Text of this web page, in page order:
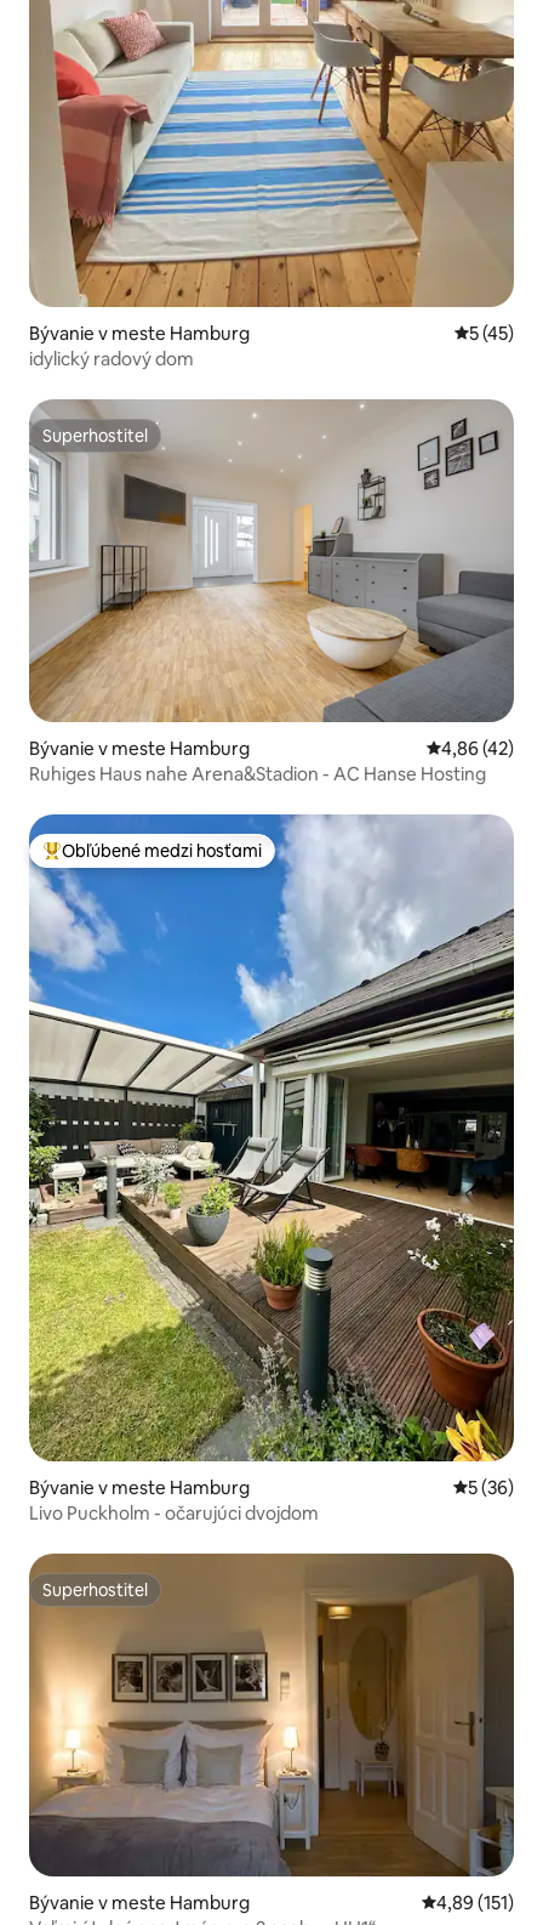
Bývanie v meste Hamburg
5 (45)
idylický radový dom
Superhostiteľ
Superhostiteľ
Bývanie v meste Hamburg Priemerné
4,86 (42)
Ruhiges Haus nahe Arena&Stadion - AC Hanse Hosting
Najobľúbenejšie medzi hosťami
Obľúbené medzi hosťami
Bývanie v meste Hamburg
5 (36)
Livo Puckholm - očarujúci dvojdom
Superhostiteľ
Superhostiteľ
Bývanie v meste Hamburg Priemerné
4,89 (151)